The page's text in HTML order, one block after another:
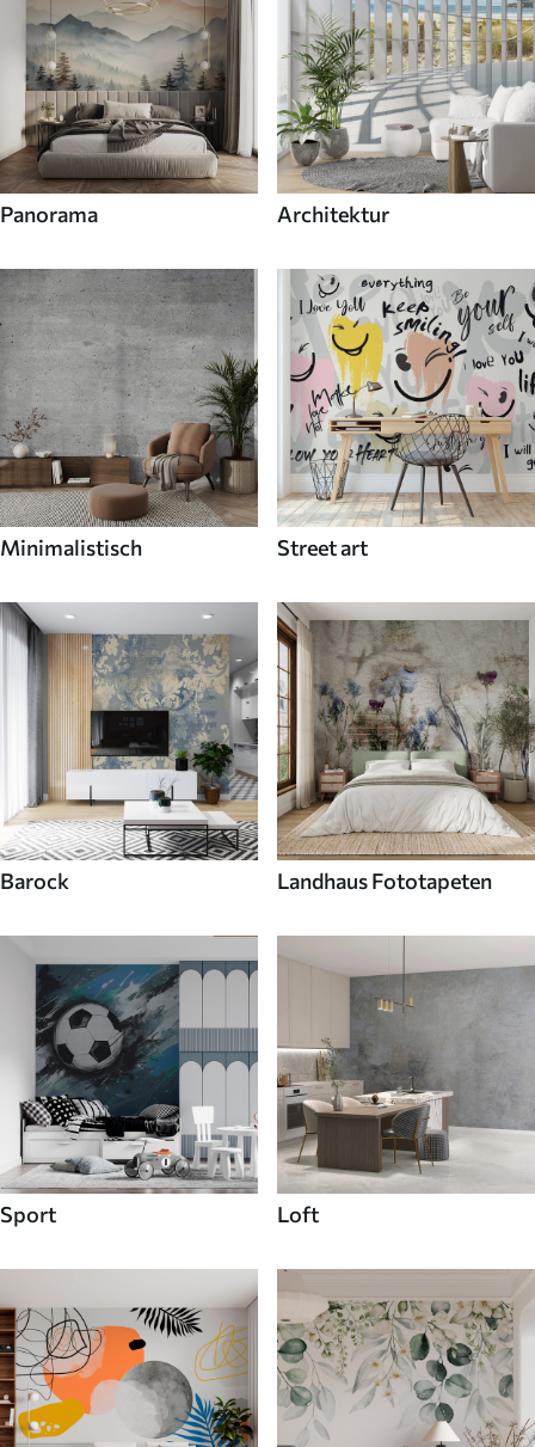
Panorama Architektur
Minimalistisch Street art
Barock Landhaus Fototapeten
Sport Loft